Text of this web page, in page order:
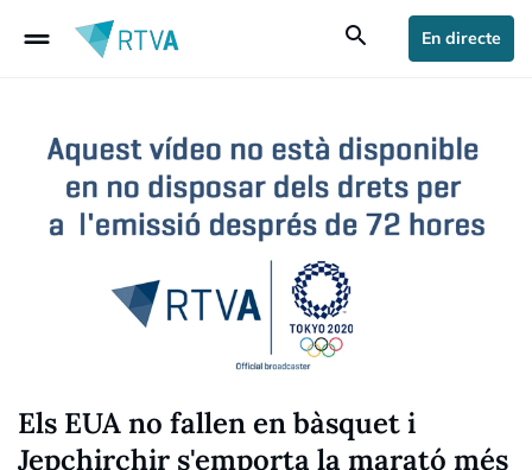
drag_handle search En directe
Els EUA no fallen en bàsquet i
Jepchirchir s'emporta la marató més